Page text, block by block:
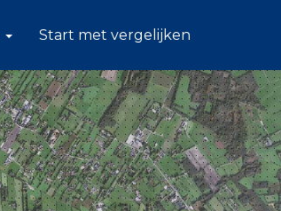
Start met vergelijken